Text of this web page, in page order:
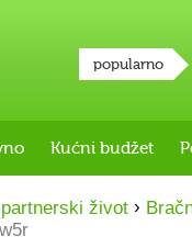
popularno
Kućni budžet
život ›